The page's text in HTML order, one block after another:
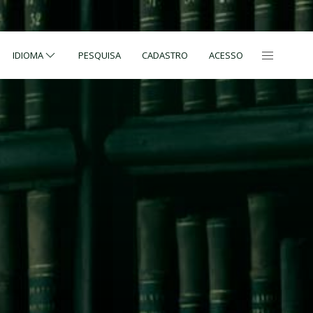
IDIOMA PESQUISA CADASTRO ACESSO